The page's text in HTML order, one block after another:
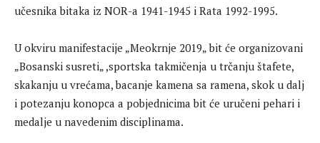
učesnika bitaka iz NOR-a 1941-1945 i Rata 1992-1995.
U okviru manifestacije „Meokrnje 2019„ bit će organizovani
„Bosanski susreti„ ,sportska takmičenja u trčanju štafete,
skakanju u vrećama, bacanje kamena sa ramena, skok u dalj
i potezanju konopca a pobjednicima bit će uručeni pehari i
medalje u navedenim disciplinama.